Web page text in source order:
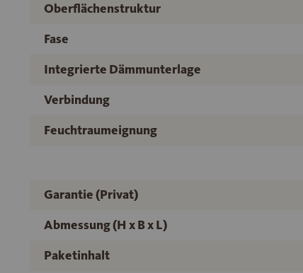
Oberflächenstruktur
Fase
Integrierte Dämmunterlage
Verbindung
Feuchtraumeignung
Garantie (Privat)
Abmessung (H x B x L)
Paketinhalt